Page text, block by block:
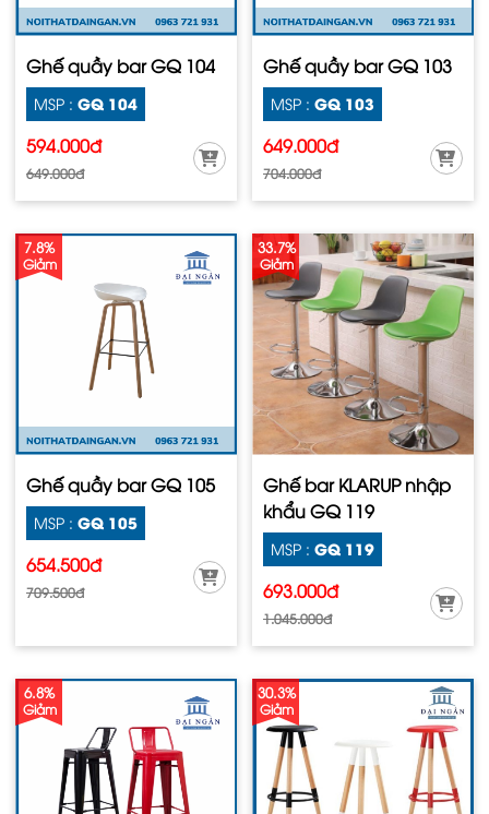
Ghế quầy bar GQ 104
MSP : GQ 104
594.000đ
649.000đ
Ghế quầy bar GQ 103
MSP : GQ 103
649.000đ
704.000đ
7.8%
Giảm
Ghế quầy bar GQ 105
MSP : GQ 105
654.500đ
709.500đ
33.7%
Giảm
Ghế bar KLARUP nhập
khẩu GQ 119
MSP : GQ 119
693.000đ
1.045.000đ
6.8%
Giảm
30.3%
Giảm